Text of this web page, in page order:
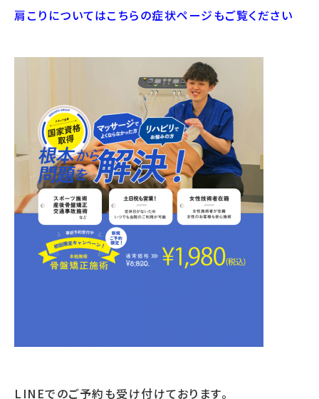
肩こりについてはこちらの症状ページもご覧ください
LINEでのご予約も受け付けております。